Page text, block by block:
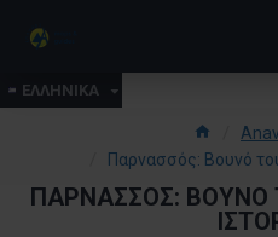
ΕΛΛΗΝΙΚΑ
Παρνασσός: Βουνό
ΠΑΡΝΑΣΣΌΣ: ΒΟΥΝΌ